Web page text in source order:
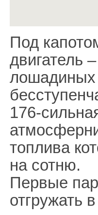
Под
двигатель
лошадиных
176-
топлива
на сотню.
Первые
отгружать